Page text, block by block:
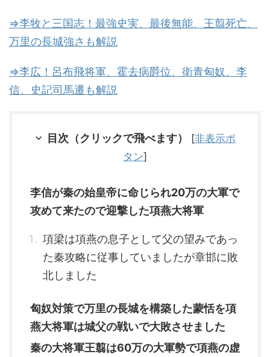
⇒李牧と三国志！最強史実、最後無能、王翦死亡、
万里の長城強さも解説
⇒李広！呂布飛将軍、霍去病爵位、衛青匈奴、李
信、史記司馬遷も解説
目次（クリックで飛べます） [非表示ボ
タン]
李信が秦の始皇帝に命じられ20万の大軍で
攻めて来たので迎撃した項燕大将軍
項梁は項燕の息子として父の望みであっ
た秦攻略に従事していましたが章邯に敗
北しました
匈奴対策で万里の長城を構築した蒙恬を項
燕大将軍は城父の戦いで大敗させました
秦の大将軍王翦は60万の大軍勢で項燕の虚